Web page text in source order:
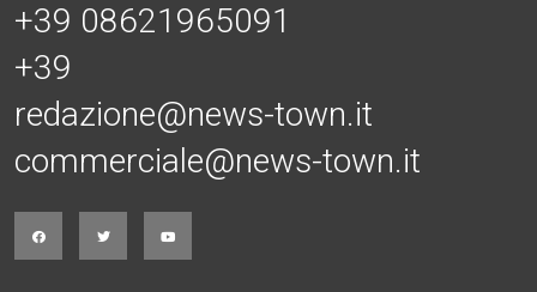
+39 08621965091
+39
redazione@news-town.it
commerciale@news-town.it